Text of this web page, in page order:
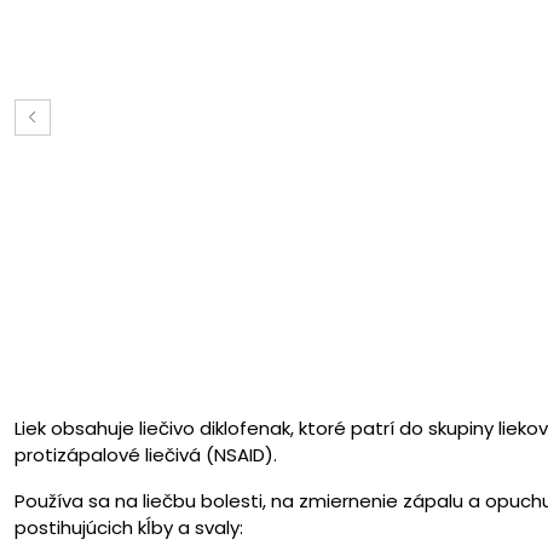
Liek obsahuje liečivo diklofenak, ktoré patrí do skupiny
protizápalové liečivá (NSAID).
Používa sa na liečbu bolesti, na zmiernenie zápalu a
postihujúcich kĺby a svaly: